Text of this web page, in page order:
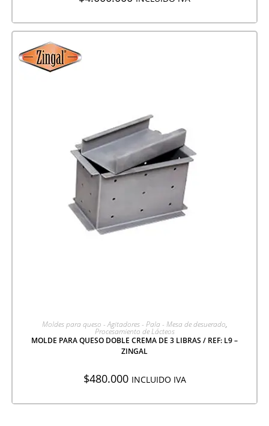
AGREGAR A COTIZACIÓN
Moldes para queso - Agitadores - Pala - Mesa de desuerado,
Procesamiento de Lácteos
MOLDE PARA QUESO DOBLE CREMA DE 3 LIBRAS / REF: L9 –
ZINGAL
$480.000 INCLUIDO IVA